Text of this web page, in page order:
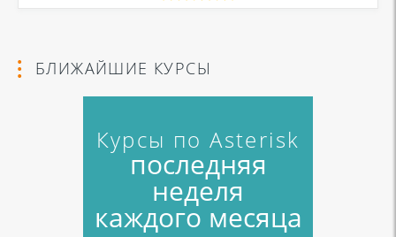
БЛИЖАЙШИЕ КУРСЫ
Курсы по Asterisk
последняя
неделя
каждого месяца